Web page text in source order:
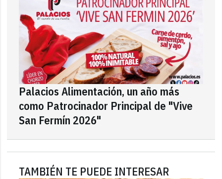
Palacios Alimentación, un año más
como Patrocinador Principal de "Vive
San Fermín 2026"
TAMBIÉN TE PUEDE INTERESAR